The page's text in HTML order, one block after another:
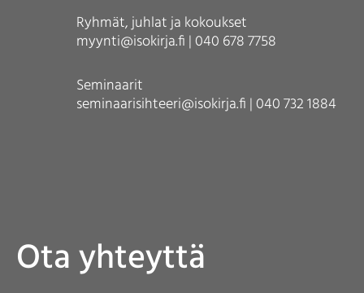
Ryhmät, juhlat ja kokoukset
myynti@isokirja.fi | 040 678 7758
Seminaarit
seminaarisihteeri@isokirja.fi | 040 732 1884
Ota yhteyttä